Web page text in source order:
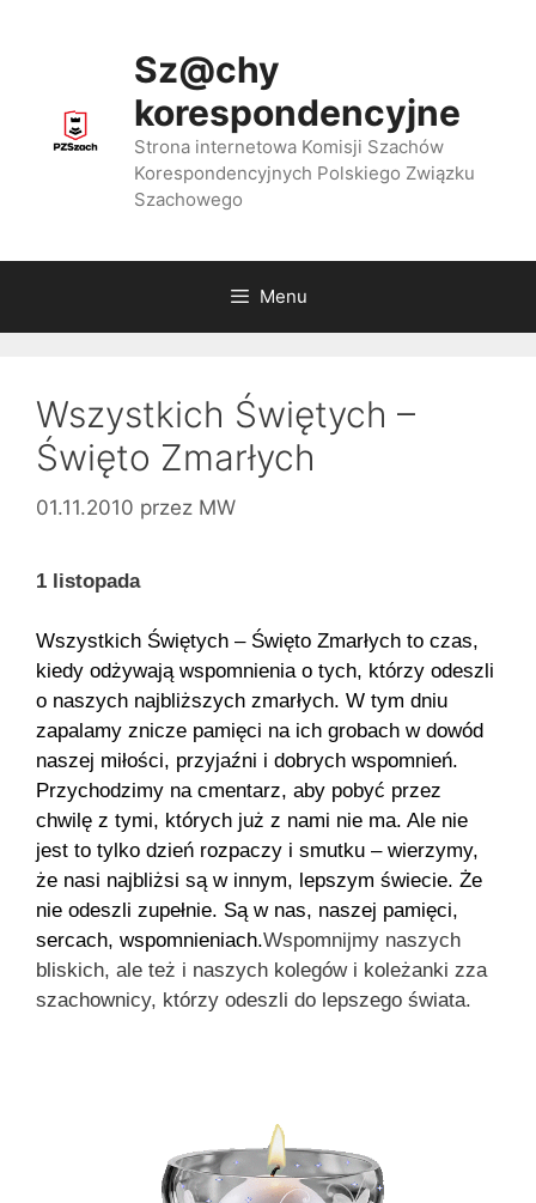
Sz@chy
korespondencyjne
Strona internetowa Komisji Szachów
Korespondencyjnych Polskiego Związku
Szachowego
Menu
Wszystkich Świętych –
Święto Zmarłych
01.11.2010 przez MW
1 listopada
Wszystkich Świętych – Święto Zmarłych to czas,
kiedy odżywają wspomnienia o tych, którzy odeszli
o naszych najbliższych zmarłych. W tym dniu
zapalamy znicze pamięci na ich grobach w dowód
naszej miłości, przyjaźni i dobrych wspomnień.
Przychodzimy na cmentarz, aby pobyć przez
chwilę z tymi, których już z nami nie ma. Ale nie
jest to tylko dzień rozpaczy i smutku – wierzymy,
że nasi najbliżsi są w innym, lepszym świecie. Że
nie odeszli zupełnie. Są w nas, naszej pamięci,
sercach, wspomnieniach.Wspomnijmy naszych
bliskich, ale też i naszych kolegów i koleżanki zza
szachownicy, którzy odeszli do lepszego świata.